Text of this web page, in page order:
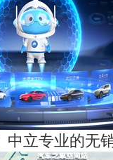
中立专业的无